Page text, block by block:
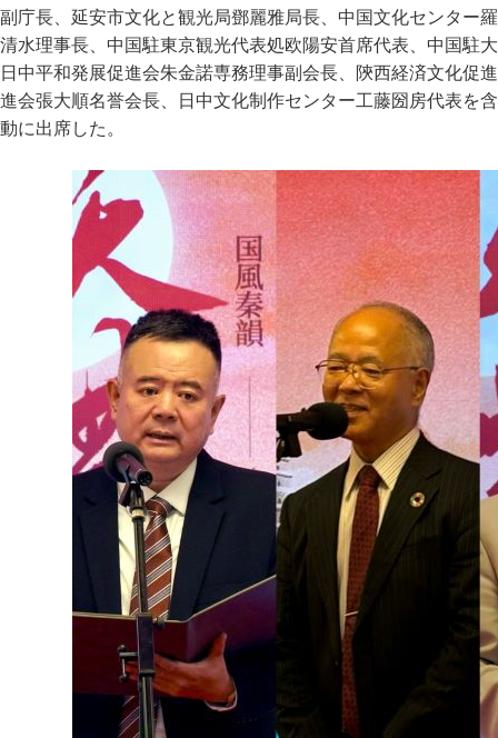
副庁長、延安市文化と観光局鄧麗雅局長、中国文化センター
清水理事長、中国駐東京観光代表処欧陽安首席代表、中国駐
日中平和発展促進会朱金諾専務理事副会長、陝西経済文化促
進会張大順名誉会長、日中文化制作センター工藤圀房代表を
動に出席した。